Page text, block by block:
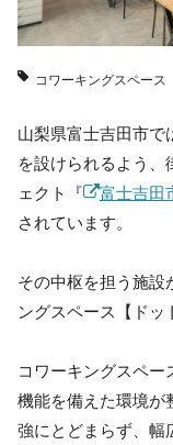
コワーキングスペース
山梨県富士吉田市で
を設けられるよう
ェクト『
富士吉田
されています。
その中枢を担う施設
ングスペース【ドッ
コワーキングスペ
機能を備えた環境が
強にとどまらず、幅